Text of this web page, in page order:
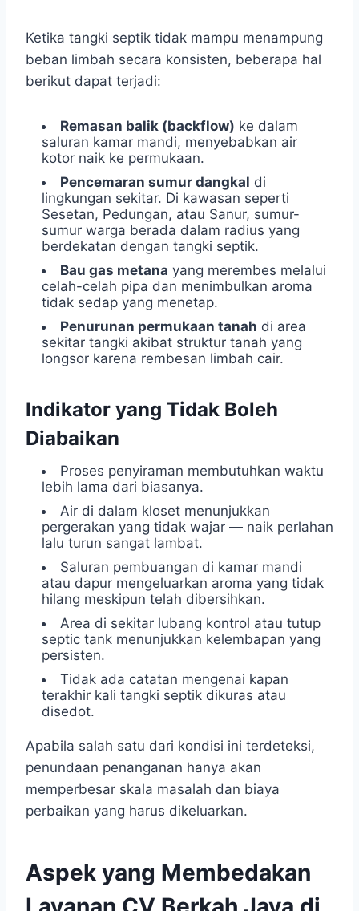
Ketika tangki septik tidak mampu menampung
beban limbah secara konsisten, beberapa hal
berikut dapat terjadi:
Remasan balik (backflow) ke dalam
saluran kamar mandi, menyebabkan air
kotor naik ke permukaan.
Pencemaran sumur dangkal di
lingkungan sekitar. Di kawasan seperti
Sesetan, Pedungan, atau Sanur, sumur-
sumur warga berada dalam radius yang
berdekatan dengan tangki septik.
Bau gas metana yang merembes melalui
celah-celah pipa dan menimbulkan aroma
tidak sedap yang menetap.
Penurunan permukaan tanah di area
sekitar tangki akibat struktur tanah yang
longsor karena rembesan limbah cair.
Indikator yang Tidak Boleh
Diabaikan
Proses penyiraman membutuhkan waktu
lebih lama dari biasanya.
Air di dalam kloset menunjukkan
pergerakan yang tidak wajar — naik perlahan
lalu turun sangat lambat.
Saluran pembuangan di kamar mandi
atau dapur mengeluarkan aroma yang tidak
hilang meskipun telah dibersihkan.
Area di sekitar lubang kontrol atau tutup
septic tank menunjukkan kelembapan yang
persisten.
Tidak ada catatan mengenai kapan
terakhir kali tangki septik dikuras atau
disedot.
Apabila salah satu dari kondisi ini terdeteksi,
penundaan penanganan hanya akan
memperbesar skala masalah dan biaya
perbaikan yang harus dikeluarkan.
Aspek yang Membedakan